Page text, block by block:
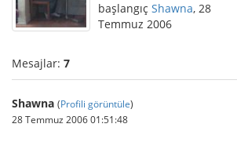
başlangıç Shawna, 28
Temmuz 2006
Mesajlar: 7
Shawna (Profili görüntüle)
28 Temmuz 2006 01:51:48